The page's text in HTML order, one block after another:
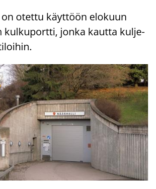
on otet­tu käyt­töön elo­kuun
kul­ku­port­ti, jonka kaut­ta kul­je­